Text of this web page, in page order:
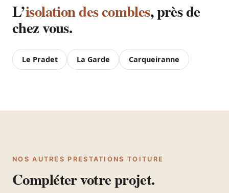
L’isolation des combles, près de
chez vous.
Le Pradet La Garde Carqueiranne
NOS AUTRES PRESTATIONS TOITURE
Compléter votre projet.